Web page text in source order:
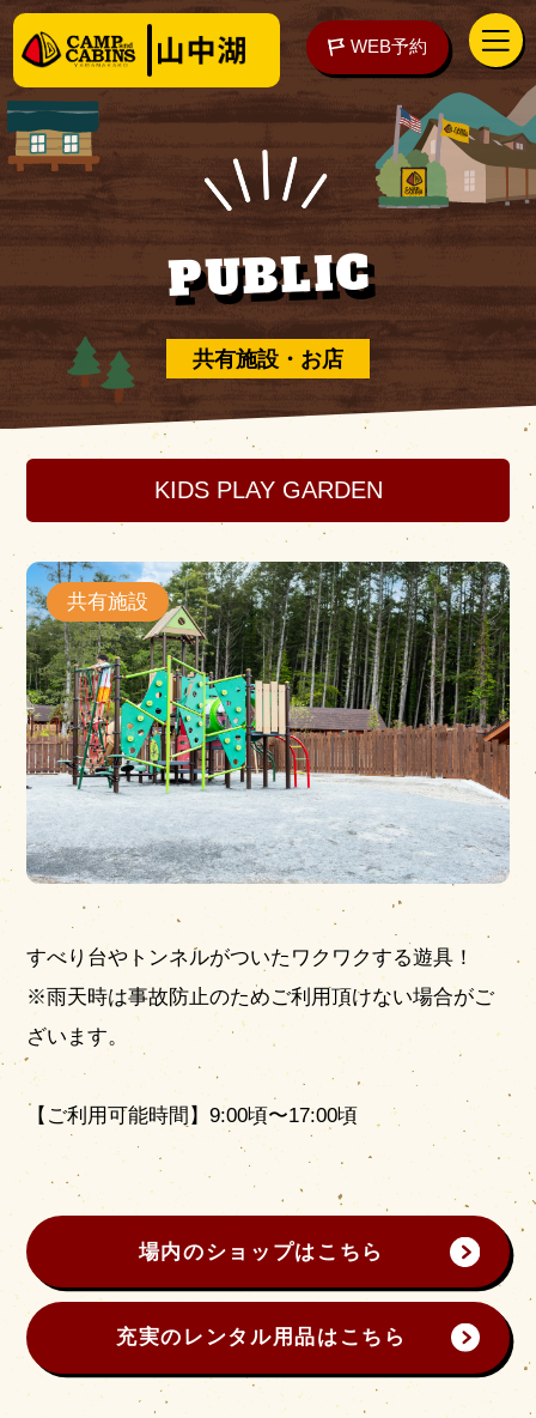
WEB予約
泊まる
楽しむ
ご予約の前に
アクセス WEB予約
営業時間|お知らせ
共有施設・お店
PUBLIC
KIDS PLAY GARDEN
共有施設
すべり台やトンネルがついたワクワクする遊具！
※雨天時は事故防止のためご利用頂けない場合がご
ざいます。
【ご利用可能時間】9:00頃〜17:00頃
場内のショップはこちら
充実のレンタル用品はこちら